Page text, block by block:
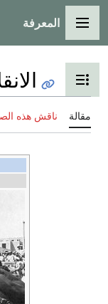
القائمة الرئيسية
المعرفة
تبديل عرض جدول
مقالة ناقش هذه